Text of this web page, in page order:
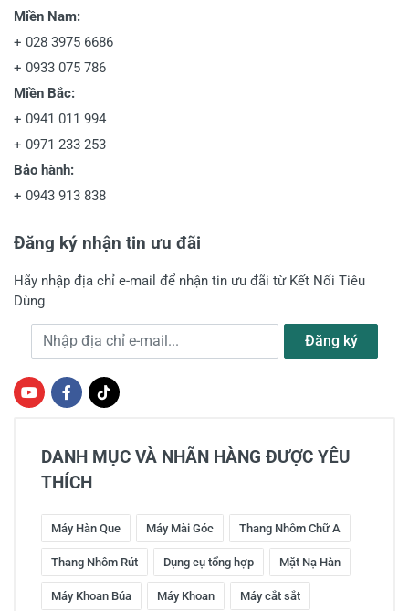
Miền Nam:
+ 028 3975 6686
+ 0933 075 786
Miền Bắc:
+ 0941 011 994
+ 0971 233 253
Bảo hành:
+ 0943 913 838
Đăng ký nhận tin ưu đãi
Hãy nhập địa chỉ e-mail để nhận tin ưu đãi từ Kết Nối Tiêu
Dùng
Địa chỉ e-mail Đăng ký
DANH MỤC VÀ NHÃN HÀNG ĐƯỢC YÊU
THÍCH
Máy Hàn Que Máy Mài Góc Thang Nhôm Chữ A
Thang Nhôm Rút Dụng cụ tổng hợp Mặt Nạ Hàn
Máy Khoan Búa Máy Khoan Máy cắt sắt